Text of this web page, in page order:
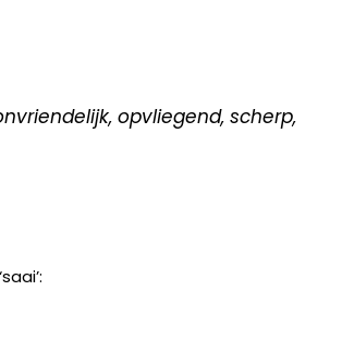
opvliegend, scherp,